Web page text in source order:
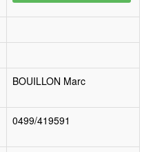
BOUILLON Marc
0499/419591